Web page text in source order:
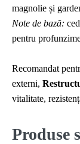
magnolie și
Note de bază:
pentru
Recomandat
externi,
vitalitate,
Produse